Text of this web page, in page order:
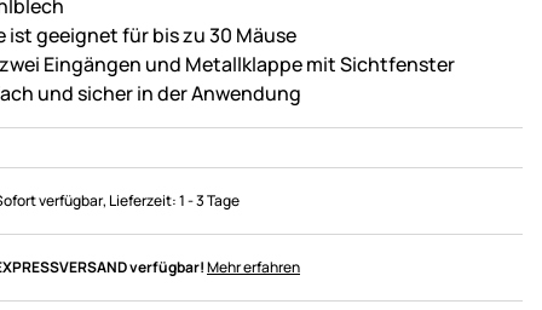
ist geeignet für bis zu 30 Mäuse
Eingängen und Metallklappe mit Sichtfenster
und sicher in der Anwendung
verfügbar, Lieferzeit:1 - 3 Tage
verfügbar!Mehr erfahren